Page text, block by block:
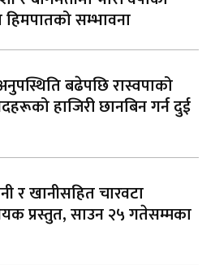
सम्भावना
बढेपछि रास्वपाको
हाजिरी छानबिन गर्न दुई
र खानीसहित चारवटा
प्रस्तुत, साउन २५ गतेसम्मका